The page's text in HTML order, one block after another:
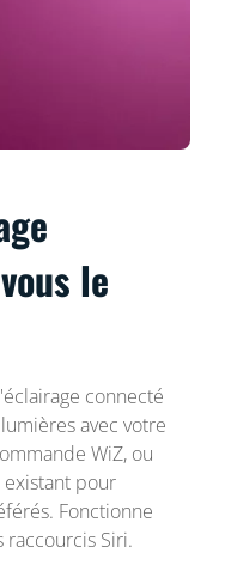
le
connecté
avec votre
WiZ, ou
pour
Fonctionne
raccourcis Siri.